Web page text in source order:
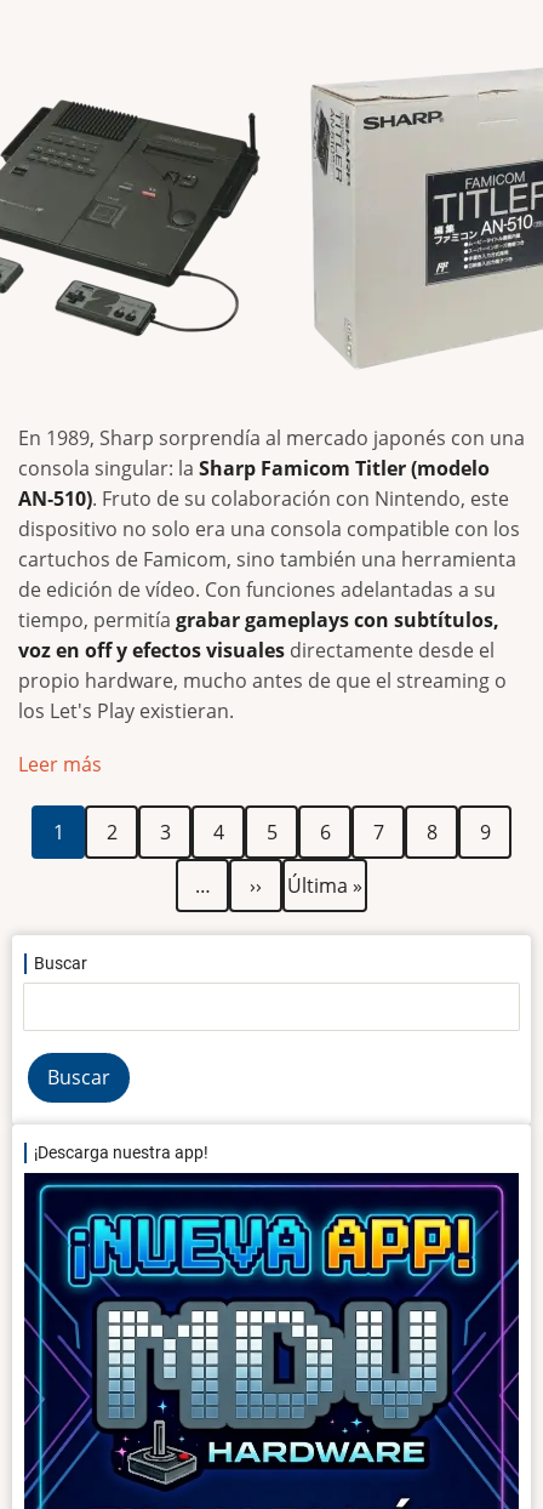
En 1989, Sharp sorprendía al mercado japonés con una
consola singular: la Sharp Famicom Titler (modelo
AN‑510). Fruto de su colaboración con Nintendo, este
dispositivo no solo era una consola compatible con los
cartuchos de Famicom, sino también una herramienta
de edición de vídeo. Con funciones adelantadas a su
tiempo, permitía grabar gameplays con subtítulos,
voz en off y efectos visuales directamente desde el
propio hardware, mucho antes de que el streaming o
los Let's Play existieran.
Leer más
Paginación
Página
actual
1 Página
2 Página
3 Página
4 Página
5 Página
6 Página
7 Página
8 Página
9
…
Siguiente
página
››
Última
página
Última »
Buscar
¡Descarga nuestra app!